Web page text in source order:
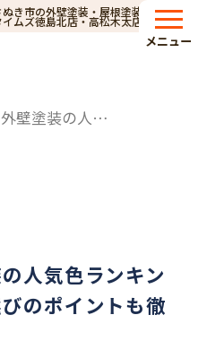
き市の外壁塗装・屋根塗装なら株
ムズ徳島北店・高松木太店
メニュー
【高松市】外壁塗装の人気色ランキング！失敗しない色選びのポイントも徹底解説
人気色ランキン
のポイントも徹